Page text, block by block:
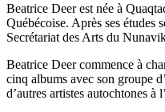
Beatrice Deer est née à
Québécoise. Après ses
Secrétariat des Arts du
Beatrice Deer commence à
cinq albums avec son groupe
d’autres artistes autochtones